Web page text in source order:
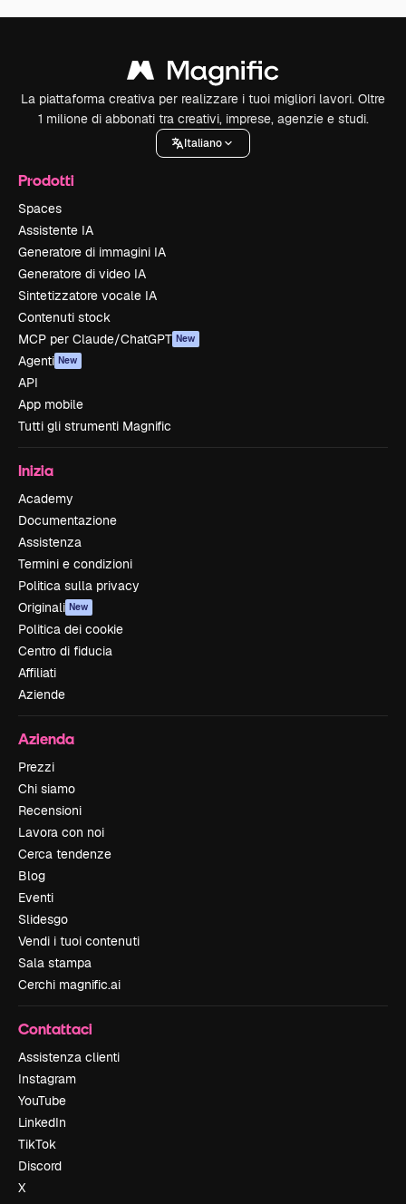
La piattaforma creativa per realizzare i tuoi migliori lavori. Oltre
1 milione di abbonati tra creativi, imprese, agenzie e studi.
Italiano
Prodotti
Spaces
Assistente IA
Generatore di immagini IA
Generatore di video IA
Sintetizzatore vocale IA
Contenuti stock
MCP per Claude/ChatGPT New
Agenti New
API
App mobile
Tutti gli strumenti Magnific
Inizia
Academy
Documentazione
Assistenza
Termini e condizioni
Politica sulla privacy
Originali New
Politica dei cookie
Centro di fiducia
Affiliati
Aziende
Azienda
Prezzi
Chi siamo
Recensioni
Lavora con noi
Cerca tendenze
Blog
Eventi
Slidesgo
Vendi i tuoi contenuti
Sala stampa
Cerchi magnific.ai
Contattaci
Assistenza clienti
Instagram
YouTube
LinkedIn
TikTok
Discord
X